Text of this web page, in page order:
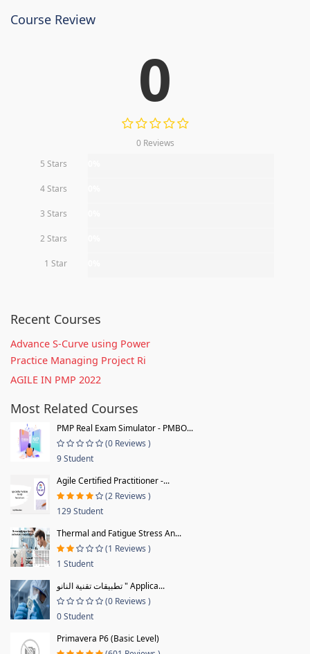
Course Review
0
0 Reviews
5 Stars
4 Stars
3 Stars
2 Stars
1 Star
Recent Courses
Advance S-Curve using Power
Practice Managing Project Ri
AGILE IN PMP 2022
Most Related Courses
PMP Real Exam Simulator - PMBO...
(0 Reviews )
9 Student
Agile Certified Practitioner -...
(2 Reviews )
129 Student
Thermal and Fatigue Stress An...
(1 Reviews )
1 Student
تطبيقات تقنية النانو " Applica...
(0 Reviews )
0 Student
Primavera P6 (Basic Level)